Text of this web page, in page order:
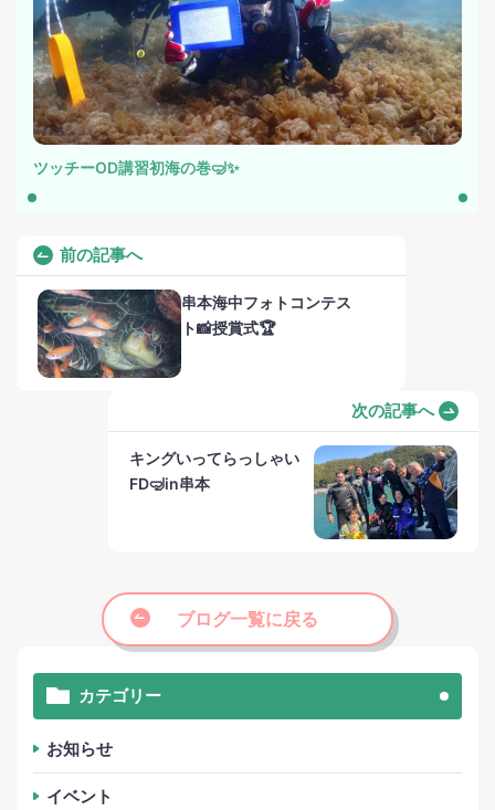
ツッチーOD講習初海の巻🤿✨
前の記事へ
串本海中フォトコンテス
ト📸授賞式🏆
次の記事へ
キングいってらっしゃい
FD🤿in串本
ブログ一覧に戻る
カテゴリー
お知らせ
イベント